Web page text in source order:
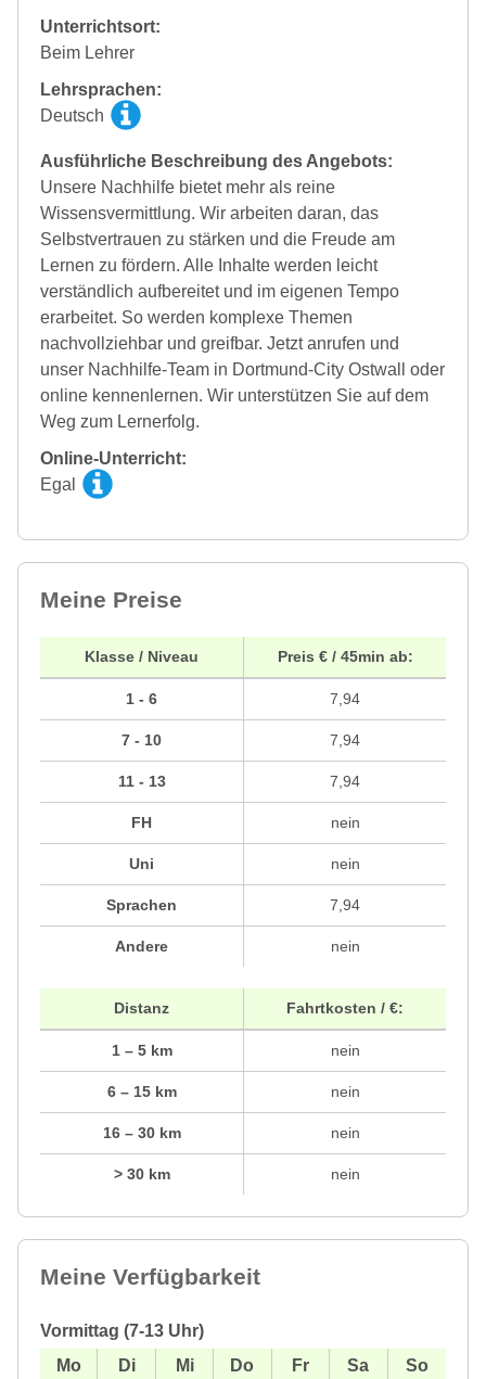
Unterrichtsort:
Beim Lehrer
Lehrsprachen:
Deutsch
Ausführliche Beschreibung des Angebots:
Unsere Nachhilfe bietet mehr als reine
Wissensvermittlung. Wir arbeiten daran, das
Selbstvertrauen zu stärken und die Freude am
Lernen zu fördern. Alle Inhalte werden leicht
verständlich aufbereitet und im eigenen Tempo
erarbeitet. So werden komplexe Themen
nachvollziehbar und greifbar. Jetzt anrufen und
unser Nachhilfe-Team in Dortmund-City Ostwall oder
online kennenlernen. Wir unterstützen Sie auf dem
Weg zum Lernerfolg.
Online-Unterricht:
Egal
Meine Preise
Klasse / Niveau
1 - 6
7 - 10
11 - 13
FH
Uni
Sprachen
Andere
Preis € / 45min ab:
7,94
7,94
7,94
nein
nein
7,94
nein
Distanz
1 – 5 km
6 – 15 km
16 – 30 km
> 30 km
Fahrtkosten / €:
nein
nein
nein
nein
Meine Verfügbarkeit
Vormittag (7-13 Uhr)